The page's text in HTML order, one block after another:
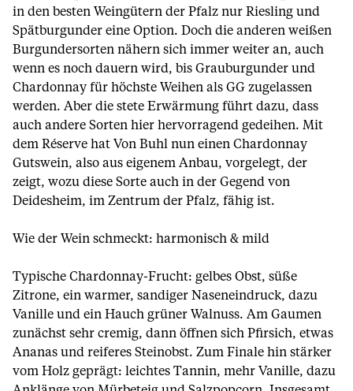
in den besten Weingütern der Pfalz nur Riesling und
Spätburgunder eine Option. Doch die anderen weißen
Burgundersorten nähern sich immer weiter an, auch
wenn es noch dauern wird, bis Grauburgunder und
Chardonnay für höchste Weihen als GG zugelassen
werden. Aber die stete Erwärmung führt dazu, dass
auch andere Sorten hier hervorragend gedeihen. Mit
dem Réserve hat Von Buhl nun einen Chardonnay
Gutswein, also aus eigenem Anbau, vorgelegt, der
zeigt, wozu diese Sorte auch in der Gegend von
Deidesheim, im Zentrum der Pfalz, fähig ist.
Wie der Wein schmeckt: harmonisch & mild
Typische Chardonnay-Frucht: gelbes Obst, süße
Zitrone, ein warmer, sandiger Naseneindruck, dazu
Vanille und ein Hauch grüner Walnuss. Am Gaumen
zunächst sehr cremig, dann öffnen sich Pfirsich, etwas
Ananas und reiferes Steinobst. Zum Finale hin stärker
vom Holz geprägt: leichtes Tannin, mehr Vanille, dazu